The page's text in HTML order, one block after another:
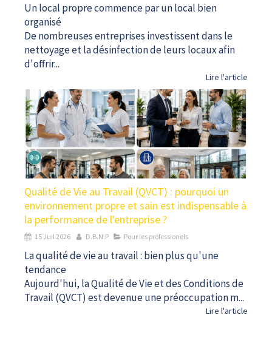
Un local propre commence par un local bien
organisé
De nombreuses entreprises investissent dans le
nettoyage et la désinfection de leurs locaux afin
d'offrir...
Lire l'article
Qualité de Vie au Travail (QVCT) : pourquoi un
environnement propre et sain est indispensable à
la performance de l'entreprise ?
15 Juil 2026 D.B.N.P Pour les professionels
La qualité de vie au travail : bien plus qu'une
tendance
Aujourd'hui, la Qualité de Vie et des Conditions de
Travail (QVCT) est devenue une préoccupation m...
Lire l'article